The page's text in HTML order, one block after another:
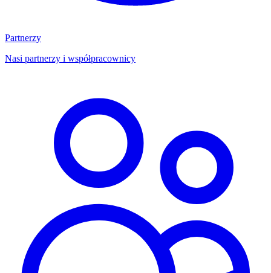
Partnerzy
Nasi partnerzy i współpracownicy